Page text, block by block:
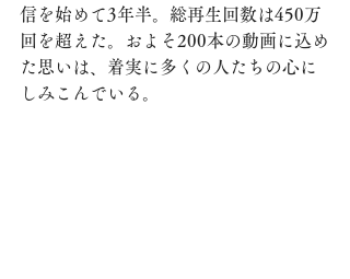
信を始めて3年半。総再生回数は450万
回を超えた。およそ200本の動画に込め
た思いは、着実に多くの人たちの心に
しみこんでいる。